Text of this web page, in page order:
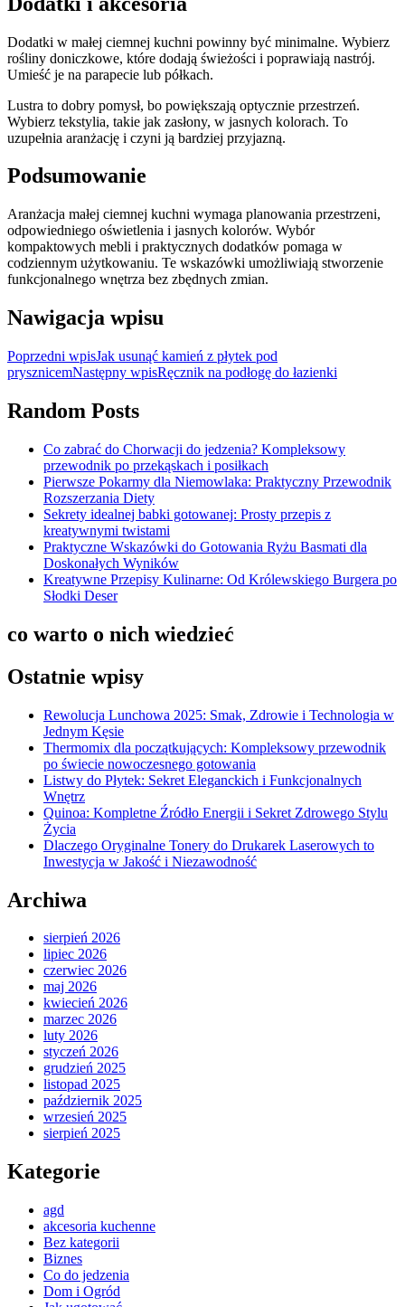
Dodatki w małej ciemnej kuchni powinny być minimalne. Wybierz
rośliny doniczkowe, które dodają świeżości i poprawiają nastrój.
Umieść je na parapecie lub półkach.
Lustra to dobry pomysł, bo powiększają optycznie przestrzeń.
Wybierz tekstylia, takie jak zasłony, w jasnych kolorach. To
uzupełnia aranżację i czyni ją bardziej przyjazną.
Podsumowanie
Aranżacja małej ciemnej kuchni wymaga planowania przestrzeni,
odpowiedniego oświetlenia i jasnych kolorów. Wybór
kompaktowych mebli i praktycznych dodatków pomaga w
codziennym użytkowaniu. Te wskazówki umożliwiają stworzenie
funkcjonalnego wnętrza bez zbędnych zmian.
Nawigacja wpisu
Poprzedni wpisJak usunąć kamień z płytek pod
prysznicemNastępny wpisRęcznik na podłogę do łazienki
Random Posts
Co zabrać do Chorwacji do jedzenia? Kompleksowy
przewodnik po przekąskach i posiłkach
Pierwsze Pokarmy dla Niemowlaka: Praktyczny Przewodnik
Rozszerzania Diety
Sekrety idealnej babki gotowanej: Prosty przepis z
kreatywnymi twistami
Praktyczne Wskazówki do Gotowania Ryżu Basmati dla
Doskonałych Wyników
Kreatywne Przepisy Kulinarne: Od Królewskiego Burgera po
Słodki Deser
co warto o nich wiedzieć
Ostatnie wpisy
Rewolucja Lunchowa 2025: Smak, Zdrowie i Technologia w
Jednym Kęsie
Thermomix dla początkujących: Kompleksowy przewodnik
po świecie nowoczesnego gotowania
Listwy do Płytek: Sekret Eleganckich i Funkcjonalnych
Wnętrz
Quinoa: Kompletne Źródło Energii i Sekret Zdrowego Stylu
Życia
Dlaczego Oryginalne Tonery do Drukarek Laserowych to
Inwestycja w Jakość i Niezawodność
Archiwa
sierpień 2026
lipiec 2026
czerwiec 2026
maj 2026
kwiecień 2026
marzec 2026
luty 2026
styczeń 2026
grudzień 2025
listopad 2025
październik 2025
wrzesień 2025
sierpień 2025
Kategorie
agd
akcesoria kuchenne
Bez kategorii
Biznes
Co do jedzenia
Dom i Ogród